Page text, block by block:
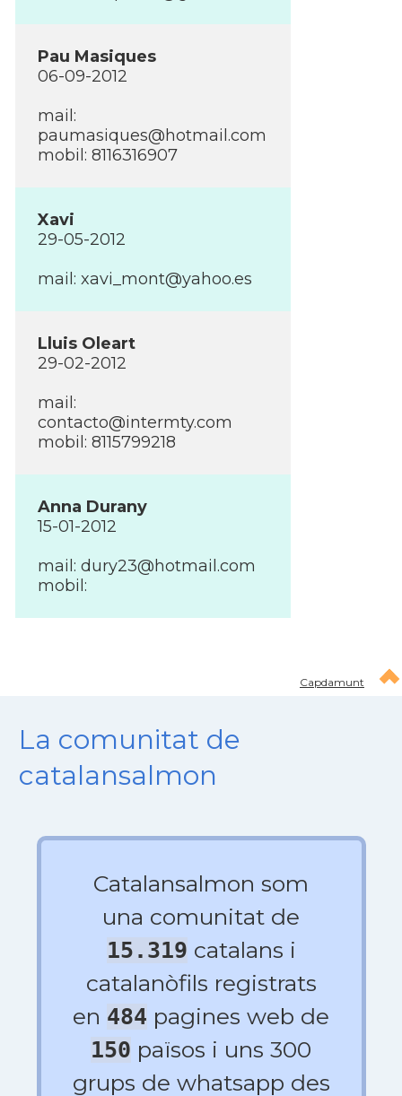
Pau Masiques
06-09-2012
mail:
paumasiques@hotmail.com
mobil: 8116316907
Xavi
29-05-2012
mail: xavi_mont@yahoo.es
Lluis Oleart
29-02-2012
mail:
contacto@intermty.com
mobil: 8115799218
Anna Durany
15-01-2012
mail: dury23@hotmail.com
mobil:
Capdamunt
La comunitat de
catalansalmon
Catalansalmon som
una comunitat de
15.319 catalans i
catalanòfils registrats
en 484 pagines web de
150 països i uns 300
grups de whatsapp des